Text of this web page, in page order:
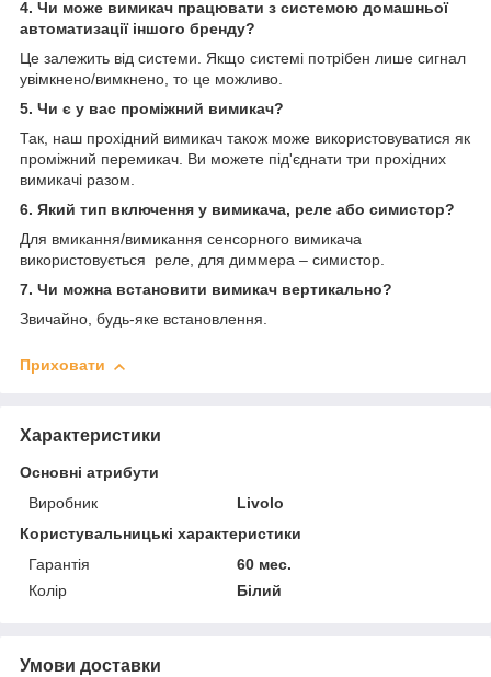
4. Чи може вимикач працювати з системою домашньої
автоматизації іншого бренду?
Це залежить від системи. Якщо системі потрібен лише сигнал
увімкнено/вимкнено, то це можливо.
5. Чи є у вас проміжний вимикач?
Так, наш прохідний вимикач також може використовуватися як
проміжний перемикач. Ви можете під'єднати три прохідних
вимикачі разом.
6. Який тип включення у вимикача, реле або симистор?
Для вмикання/вимикання сенсорного вимикача
використовується реле, для диммера – симистор.
7. Чи можна встановити вимикач вертикально?
Звичайно, будь-яке встановлення.
Приховати
Характеристики
Основні атрибути
Виробник
Livolo
Користувальницькі характеристики
Гарантія
60 мес.
Колір
Білий
Умови доставки